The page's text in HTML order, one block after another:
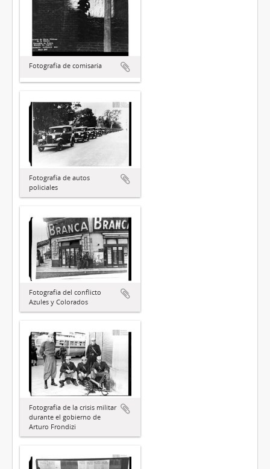
Fotografía de comisaría
Fotografía de autos
policiales
Fotografía del conflicto
Azules y Colorados
Fotografía de la crisis militar
durante el gobierno de
Arturo Frondizi